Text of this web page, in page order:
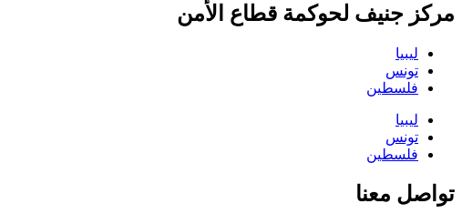
مركز جنيف لحوكمة قطاع الأمن
ليبيا
تونس
فلسطين
ليبيا
تونس
فلسطين
تواصل معنا